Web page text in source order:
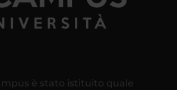
è stato istituito quale